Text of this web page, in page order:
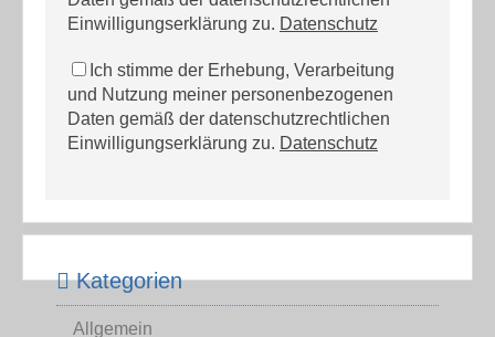
Einwilligungserklärung zu. Datenschutz
Ich stimme der Erhebung, Verarbeitung
und Nutzung meiner personenbezogenen
Daten gemäß der datenschutzrechtlichen
Einwilligungserklärung zu. Datenschutz
Kategorien
Allgemein